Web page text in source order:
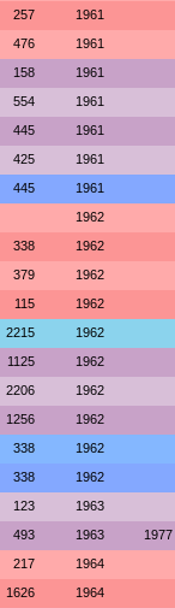
257 1961
476 1961
158 1961
554 1961
445 1961
425 1961
445 1961
1962
338 1962
379 1962
115 1962
2215 1962
1125 1962
2206 1962
1256 1962
338 1962
338 1962
123 1963
493 1963 1977
217 1964
1626 1964